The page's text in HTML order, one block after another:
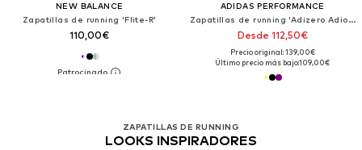
NEW BALANCE
Zapatillas de running 'Flite-R'
110,00€
ADIDAS PERFORMANCE
Zapatillas de running 'Adizero Adios 9'
Desde 112,50€
Precio original: 139,00€
Último precio más bajo:109,00€
ZAPATILLAS DE RUNNING
LOOKS INSPIRADORES